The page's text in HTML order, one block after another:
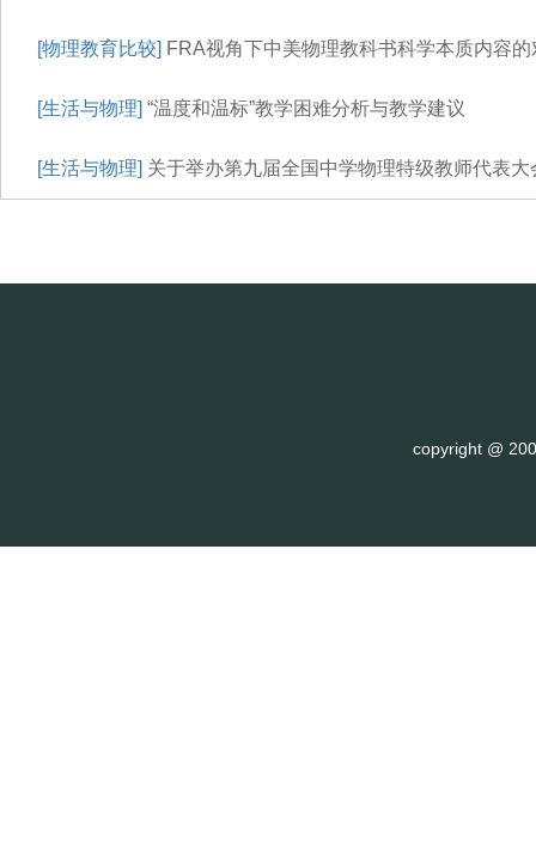
[物理教育比较] FRA视角下中美物理教科书科学本质内容
[生活与物理] “温度和温标”教学困难分析与教学建议
[生活与物理] 关于举办第九届全国中学物理特级教师代表
copyright @